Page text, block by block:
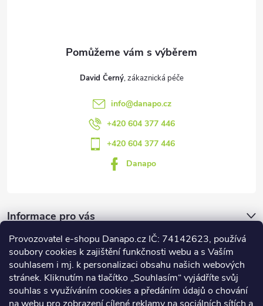
Provozovatel e-shopu Danapo.cz IČ: 74142623, používá
soubory cookies k zajištění funkčnosti webu a s Vaším
souhlasem i mj. k personalizaci obsahu našich webových
stránek. Kliknutím na tlačítko „Souhlasím“ vyjádříte svůj
souhlas s využíváním cookies a předáním údajů o chování
David Černý
info@danapo.cz
+420 604 377 446
+420 604 377 446
Danapo
Informace pro vás
Dotazník
Co upřednosťnujete?